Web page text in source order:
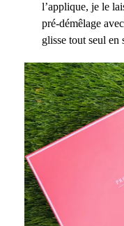
l’applique, je le
pré-démêlage
glisse tout seul en